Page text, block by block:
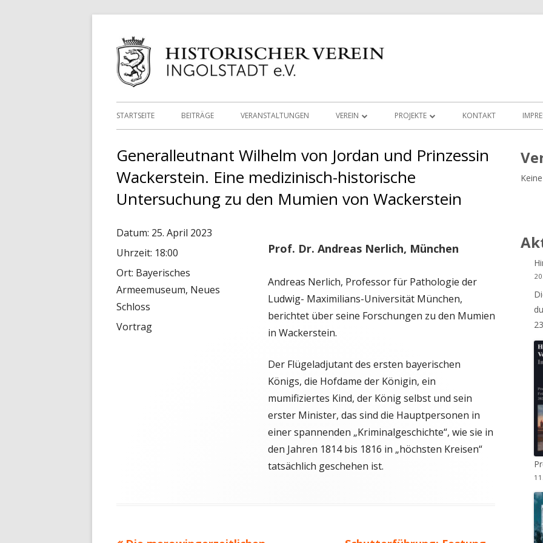
Primäres
STARTSEITE BEITRÄGE VERANSTALTUNGEN VEREIN
RESTAURIERUNG
SATZUNG DES HISTORISCHEN VEREINS
MITGLIED WERDEN
PROJEKTE
VIRTUELLE RUNDGÄNGE
100 TÜRME PROJEKT
DOCUMENTEKONZEPT
STRASSEN UND ORTSSCHILDER
KONTAKT
Generalleutnant Wilhelm von Jordan und Prinzessin
Wackerstein. Eine medizinisch-historische
Untersuchung zu den Mumien von Wackerstein
Datum: 25. April 2023
Uhrzeit: 18:00
Ort: Bayerisches
Armeemuseum, Neues
Schloss
Vortrag
Prof. Dr. Andreas Nerlich, München
Andreas Nerlich, Professor für Pathologie der
Ludwig- Maximilians-Universität München,
berichtet über seine Forschungen zu den Mumien
in Wackerstein.
Der Flügeladjutant des ersten bayerischen
Königs, die Hofdame der Königin, ein
mumifiziertes Kind, der König selbst und sein
erster Minister, das sind die Hauptpersonen in
einer spannenden „Kriminalgeschichte“, wie sie in
den Jahren 1814 bis 1816 in „höchsten Kreisen“
tatsächlich geschehen ist.